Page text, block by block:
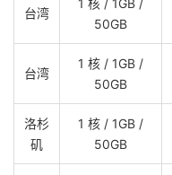
台湾
1 核 / 1GB /
50GB
台湾
1 核 / 1GB /
50GB
洛杉
矶
1 核 / 1GB /
50GB